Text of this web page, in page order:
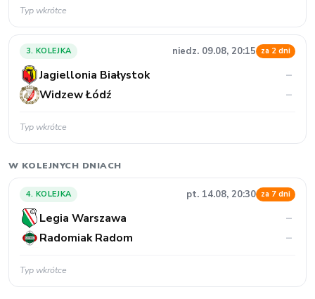
Typ wkrótce
3. KOLEJKA niedz. 09.08, 20:15 za 2 dni
Jagiellonia Białystok
–
Widzew Łódź
–
Typ wkrótce
W KOLEJNYCH DNIACH
4. KOLEJKA pt. 14.08, 20:30 za 7 dni
Legia Warszawa
–
Radomiak Radom
–
Typ wkrótce